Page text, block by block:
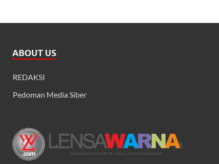
ABOUT US
REDAKSI
Pedoman Media Siber